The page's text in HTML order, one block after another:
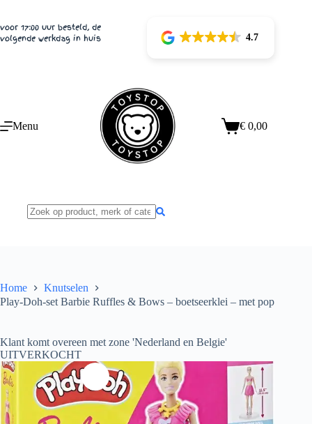
de
inhoud
voor 17:00 uur besteld, de
volgende werkdag in huis
4.7
Menu Winkelwagen
€ 0,00
Home
Knutselen
Play-Doh-set Barbie Ruffles & Bows – boetseerklei – met pop
Klant komt overeen met zone 'Nederland en Belgie'
UITVERKOCHT